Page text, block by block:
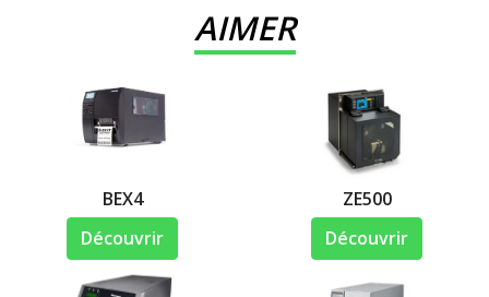
AIMER
BEX4
Découvrir
ZE500
Découvrir